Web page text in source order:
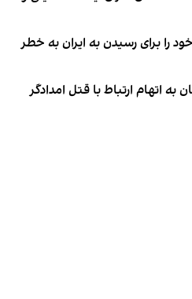
را برای رسیدن به ایران به خطر
به اتهام ارتباط با قتل امدادگر